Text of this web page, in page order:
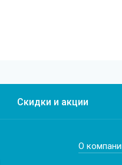
Скидки и акции
О